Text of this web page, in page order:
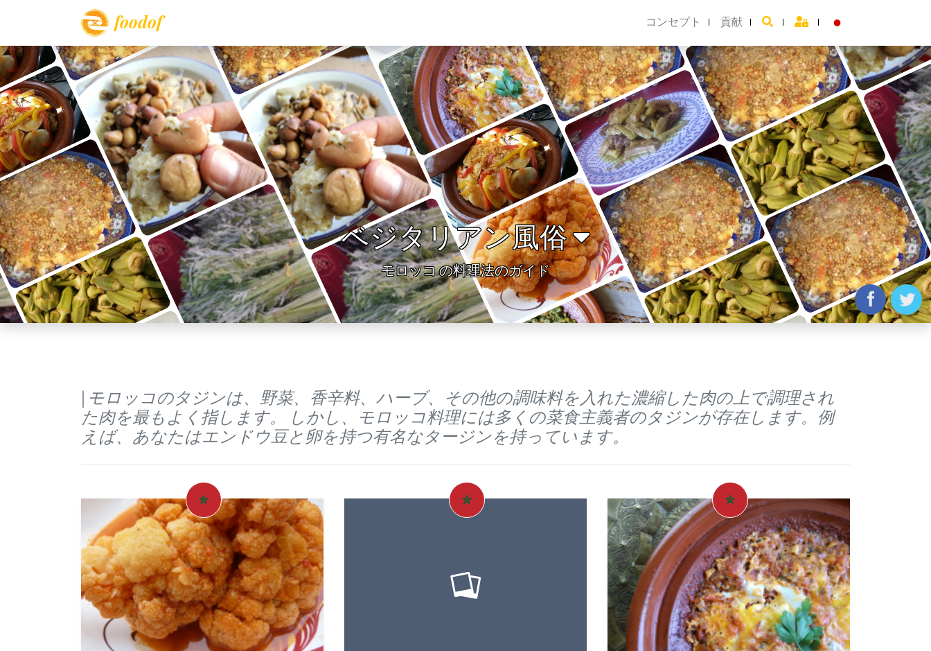
foodof コンセプト 貢献
ベジタリアン風俗
モロッコ の料理法のガイド
| モロッコのタジンは、野菜、香辛料、ハーブ、その他の調味料を入れた濃縮した肉の上で調理され
た肉を最もよく指します。 しかし、モロッコ料理には多くの菜食主義者のタジンが存在します。例
えば、あなたはエンドウ豆と卵を持つ有名なタージンを持っています。